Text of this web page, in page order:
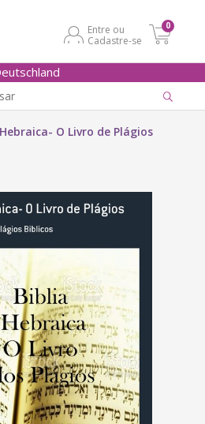
Entre ou
Cadastre-se
0
O Livro de Plágios